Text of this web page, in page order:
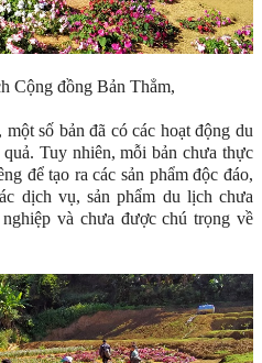
Cộng đồng Bản Thẳm,
số bản đã có các hoạt động du
Tuy nhiên, mỗi bản chưa thực
để tạo ra các sản phẩm độc đáo,
dịch vụ, sản phẩm du lịch chưa
và chưa được chú trọng về